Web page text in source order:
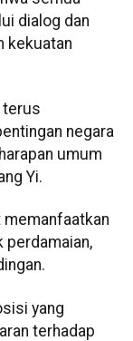
dialog dan
kekuatan
terus
negara
umum
Yi.
memanfaatkan
perdamaian,
yang
terhadap